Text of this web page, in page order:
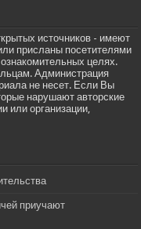
источников - имеют
присланы посетителями
целях.
Администрация
не несет. Если Вы
нарушают авторские
или организации,
приучают